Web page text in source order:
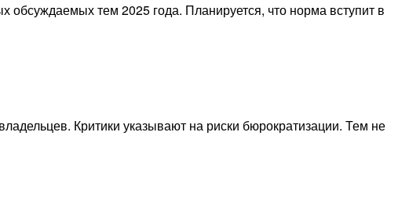
тем 2025 года. Планируется, что норма вступит в
Критики указывают на риски бюрократизации. Тем не